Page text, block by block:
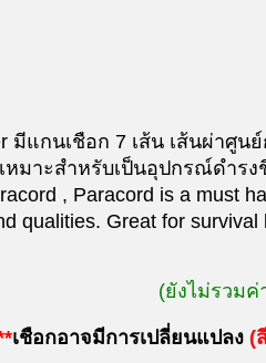
แกนเชือก 7 เส้น เส้นผ่าศูน
หมาะสำหรับเป็นอุปกรณ์ดำร
, Paracord is a must
qualities. Great for
(ยังไม่รวมค่
เชือกอาจมีการเปลี่ยนแปลง (